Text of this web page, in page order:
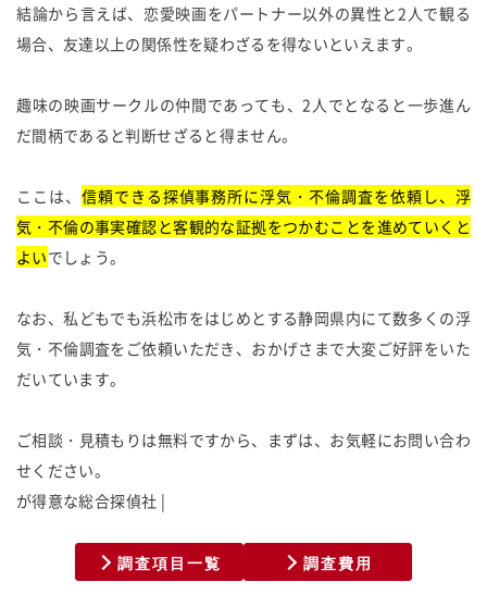
結論から言えば、恋愛映画をパートナー以外の異性と2人で観る
場合、友達以上の関係性を疑わざるを得ないといえます。
趣味の映画サークルの仲間であっても、2人でとなると一歩進ん
だ間柄であると判断せざると得ません。
ここは、 信頼できる探偵事務所に浮気・不倫調査を依頼し、浮
気・不倫の事実確認と客観的な証拠をつかむことを進めていくと
よいでしょう。
なお、私どもでも浜松市をはじめとする静岡県内にて数多くの浮
気・不倫調査をご依頼いただき、おかげさまで大変ご好評をいた
だいています。
ご相談・見積もりは無料ですから、まずは、お気軽にお問い合わ
せください。
が得意な総合探偵社
調査項目一覧 調査費用